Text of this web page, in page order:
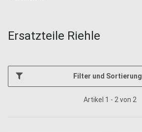
Ersatzteile Riehle
Filter und Sortierung
Artikel 1 - 2 von 2